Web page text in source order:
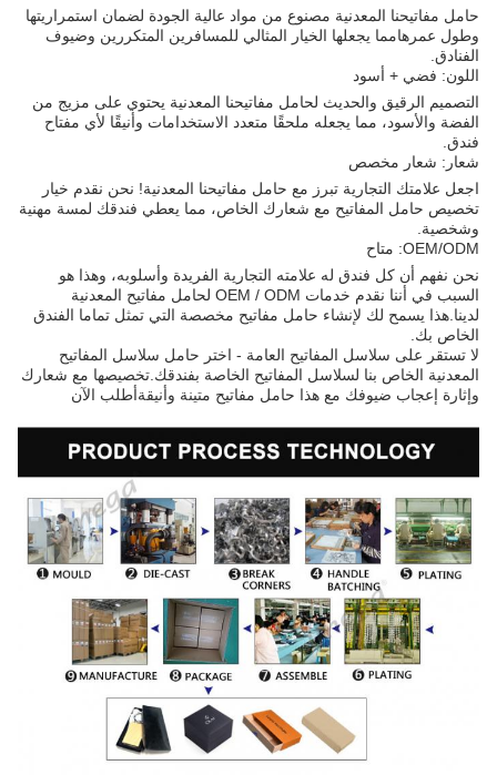
حامل مفاتيحنا المعدنية مصنوع من مواد عالية الجودة لضمان استمراريتها
وطول عمرهامما يجعلها الخيار المثالي للمسافرين المتكررين وضيوف
الفنادق.
اللون: فضي + أسود
التصميم الرقيق والحديث لحامل مفاتيحنا المعدنية يحتوي على مزيج من
الفضة والأسود، مما يجعله ملحقًا متعدد الاستخدامات وأنيقًا لأي مفتاح
فندق.
شعار: شعار مخصص
اجعل علامتك التجارية تبرز مع حامل مفاتيحنا المعدنية! نحن نقدم خيار
تخصيص حامل المفاتيح مع شعارك الخاص، مما يعطي فندقك لمسة مهنية
وشخصية.
OEM/ODM: متاح
نحن نفهم أن كل فندق له علامته التجارية الفريدة وأسلوبه، وهذا هو
السبب في أننا نقدم خدمات OEM / ODM لحامل مفاتيح المعدنية
لدينا.هذا يسمح لك لإنشاء حامل مفاتيح مخصصة التي تمثل تماما الفندق
الخاص بك.
لا تستقر على سلاسل المفاتيح العامة - اختر حامل سلاسل المفاتيح
المعدنية الخاص بنا لسلاسل المفاتيح الخاصة بفندقك.تخصيصها مع شعارك
وإثارة إعجاب ضيوفك مع هذا حامل مفاتيح متينة وأنيقةأطلب الآن